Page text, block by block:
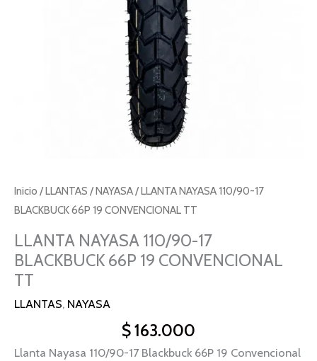
Inicio /LLANTAS /NAYASA/ LLANTA NAYASA 110/90-17
BLACKBUCK 66P 19 CONVENCIONAL TT
LLANTA NAYASA 110/90-17
BLACKBUCK 66P 19 CONVENCIONAL
TT
LLANTAS, NAYASA
$163.000
Llanta Nayasa 110/90-17 Blackbuck 66P 19 Convencional